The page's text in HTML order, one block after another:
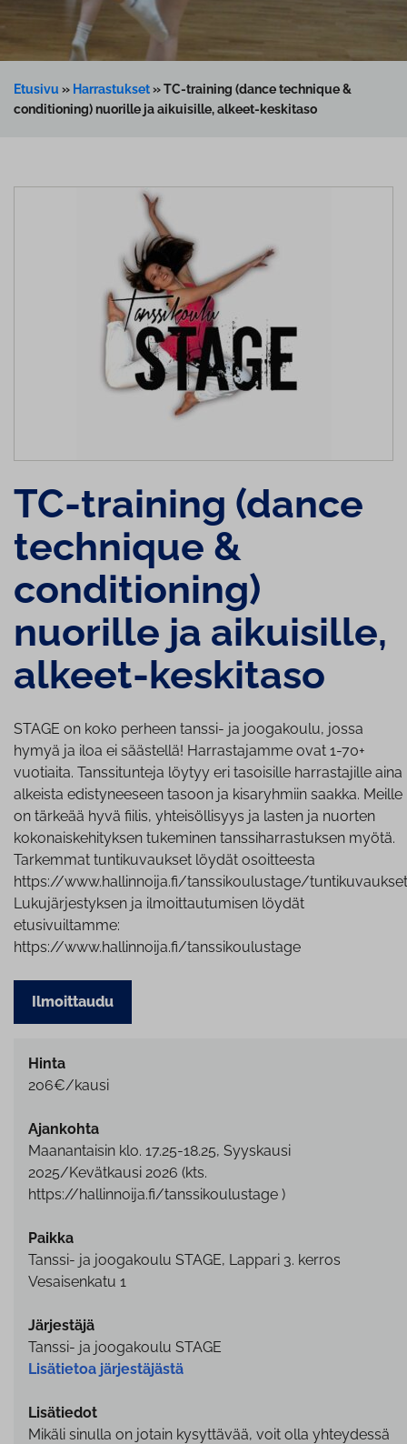
Etusivu » Harrastukset»TC-training (dance technique &
conditioning) nuorille ja aikuisille, alkeet-keskitaso
TC-training (dance
technique &
conditioning)
nuorille ja aikuisille,
alkeet-keskitaso
STAGE on koko perheen tanssi- ja joogakoulu, jossa
hymyä ja iloa ei säästellä! Harrastajamme ovat 1-70+
vuotiaita. Tanssitunteja löytyy eri tasoisille harrastajille aina
alkeista edistyneeseen tasoon ja kisaryhmiin saakka. Meille
on tärkeää hyvä fiilis, yhteisöllisyys ja lasten ja nuorten
kokonaiskehityksen tukeminen tanssiharrastuksen myötä.
Tarkemmat tuntikuvaukset löydät osoitteesta
https://www.hallinnoija.fi/tanssikoulustage/tuntikuvaukset
Lukujärjestyksen ja ilmoittautumisen löydät
etusivuiltamme:
https://www.hallinnoija.fi/tanssikoulustage
Ilmoittaudu
Hinta
206€/kausi
Ajankohta
Maanantaisin klo. 17.25-18.25, Syyskausi
2025/Kevätkausi 2026 (kts.
https://hallinnoija.fi/tanssikoulustage )
Paikka
Tanssi- ja joogakoulu STAGE, Lappari 3. kerros
Vesaisenkatu 1
Järjestäjä
Tanssi- ja joogakoulu STAGE
Lisätietoa järjestäjästä
Lisätiedot
Mikäli sinulla on jotain kysyttävää, voit olla yhteydessä